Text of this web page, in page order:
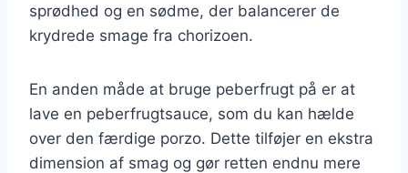
sprødhed og en sødme, der balancerer de
krydrede smage fra chorizoen.
En anden måde at bruge peberfrugt på er at
lave en peberfrugtsauce, som du kan hælde
over den færdige porzo. Dette tilføjer en ekstra
dimension af smag og gør retten endnu mere